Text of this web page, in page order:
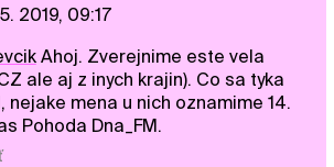
2019, 09:17
Ahoj. Zverejnime este vela
ale aj z inych krajin). Co sa tyka
nejake mena u nich oznamime 14.
Pohoda Dna_FM.